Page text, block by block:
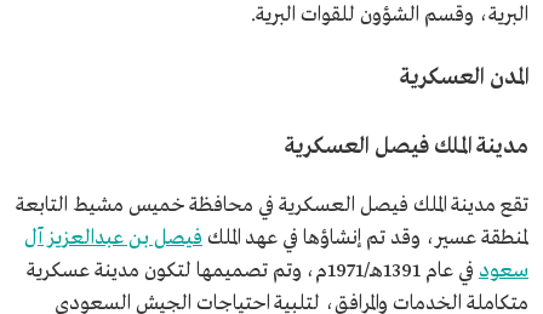
البرية، وقسم الشؤون للقوات البرية.
المدن العسكرية
مدينة الملك فيصل العسكرية
تقع مدينة الملك فيصل العسكرية في محافظة خميس مشيط التابعة
لمنطقة عسير، وقد تم إنشاؤها في عهد الملك فيصل بن عبدالعزيز آل
سعود
في عام 1391هـ/1971م، وتم تصميمها لتكون مدينة عسكرية
متكاملة الخدمات والمرافق، لتلبية احتياجات الجيش السعودي